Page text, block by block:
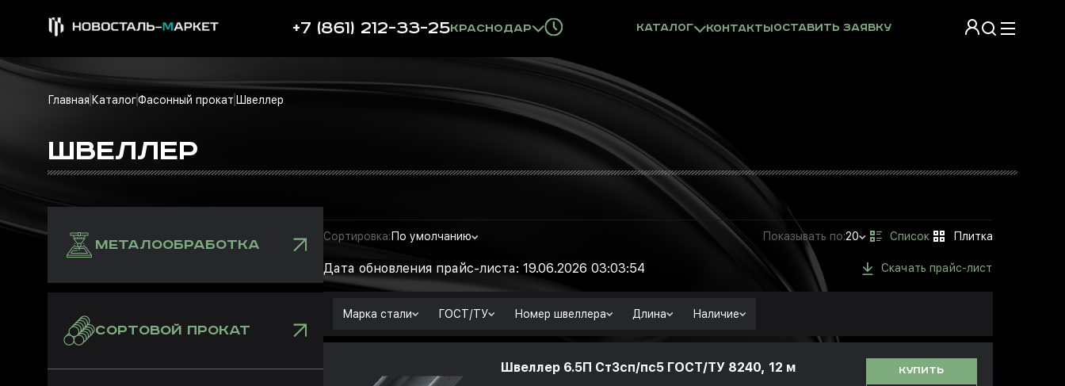
+7 (861) 212-33-25Краснодар Каталог КонтактыОставить заявку
Главная КаталогФасонный прокат Швеллер
ШВЕЛЛЕР
МЕТАЛООБРАБОТКА
СОРТОВОЙ ПРОКАТ
Сортировка: По умолчанию Показывать по:20
Дата обновления прайс-листа: 19.06.2026 03:03:54 Скачать прайс-лист
Марка стали ГОСТ/ТУ Номер швеллера Длина Наличие
Швеллер 6.5П Ст3сп/пс5 ГОСТ/ТУ 8240, 12 м КУПИТЬ